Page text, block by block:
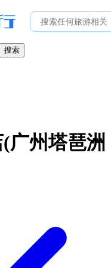
搜索
广州塔琶洲